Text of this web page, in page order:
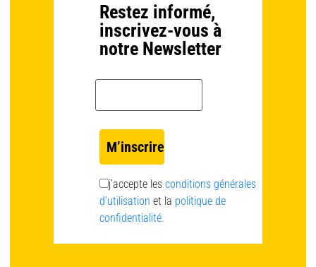
Restez informé,
inscrivez-vous à
notre Newsletter
j’accepte les conditions générales
d’utilisation et la politique de
confidentialité.